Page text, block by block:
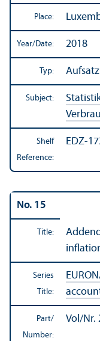
Place:
Year/Date: 2018
Typ: Aufsatz
Subject:
Shelf
Reference:
EDZ-
No. 15
Title:
Series
Title:
Part/
Number:
Vol/Nr.